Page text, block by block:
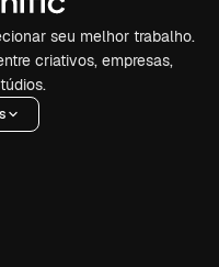
seu melhor trabalho.
criativos, empresas,